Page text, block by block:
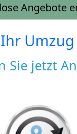
Angebote
Ihr Umzug
Sie jetzt